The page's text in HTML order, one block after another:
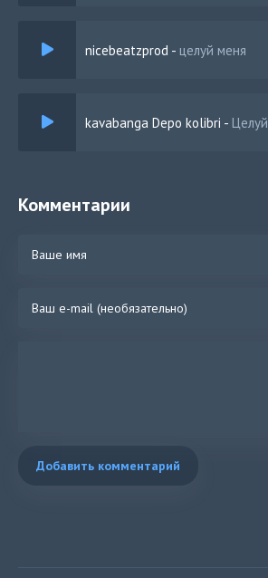
nicebeatzprod - целуй меня
kavabanga Depo kolibri - Целуй
Комментарии
Добавить комментарий